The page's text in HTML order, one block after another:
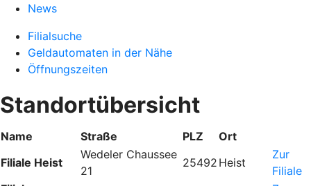
News
Filialsuche
Geldautomaten in der Nähe
Öffnungszeiten
Standortübersicht
Name Straße PLZ
Ort
Filiale Heist
Wedeler Chaussee
21
25492 Heist
Zur
Filiale